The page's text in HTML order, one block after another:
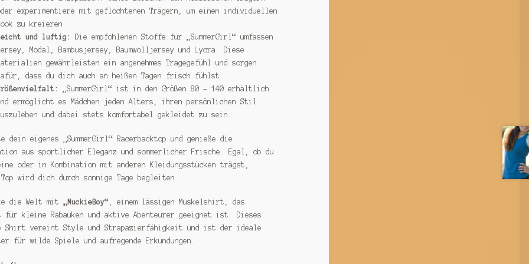
experimentiere mit geflochtenen Trägern, um einen individuellen
zu kreieren.
und luftig:
Die empfohlenen Stoffe für „SummerGirl“ umfassen
Modal, Bambusjersey, Baumwolljersey und Lycra. Diese
gewährleisten ein angenehmes Tragegefühl und sorgen
dass du dich auch an heißen Tagen frisch fühlst.
„SummerGirl“ ist in den Größen 80 – 140 erhältlich
ermöglicht es Mädchen jeden Alters, ihren persönlichen Stil
und dabei stets komfortabel gekleidet zu sein.
dein eigenes „SummerGirl“ Racerbacktop und genieße die
aus sportlicher Eleganz und sommerlicher Frische. Egal, ob du
oder in Kombination mit anderen Kleidungsstücken trägst,
wird dich durch sonnige Tage begleiten.
die Welt mit „MuckieBoy“ , einem lässigen Muskelshirt, das
für kleine Rabauken und aktive Abenteurer geeignet ist. Dieses
Shirt vereint Style und Strapazierfähigkeit und ist der ideale
für wilde Spiele und aufregende Erkundungen.